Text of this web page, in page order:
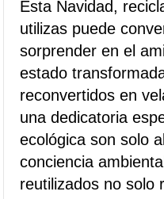
Esta Navidad,
utilizas puede
sorprender en el
estado
reconvertidos en
una dedicatoria
ecológica son solo
conciencia
reutilizados no solo